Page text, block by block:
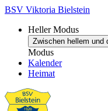
BSV Viktoria Bielstein
Heller Modus
Zwischen hellem und
Modus
Kalender
Heimat